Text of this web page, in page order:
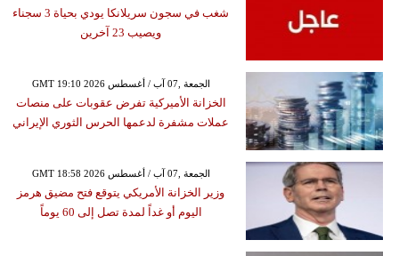
شغب في سجون سريلانكا يودي بحياة 3 سجناء
ويصيب 23 آخرين
GMT 19:10 2026 الجمعة ,07 آب / أغسطس
الخزانة الأميركية تفرض عقوبات على منصات
عملات مشفرة لدعمها الحرس الثوري الإيراني
GMT 18:58 2026 الجمعة ,07 آب / أغسطس
وزير الخزانة الأمريكي يتوقع فتح مضيق هرمز
اليوم أو غداً لمدة تصل إلى 60 يوماً